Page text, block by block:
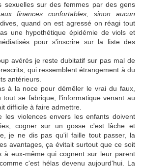
sexuelles sur des femmes par des gens
finances confortables, sinon aucun
quand on est agressé on réagi tout
une hypothétique épidémie de viols et
pour s'inscrire sur la liste des
avérés je reste dubitatif sur pas mal de
qui ressemblent étrangement à du
antérieurs.
à la noce pour démêler le vrai du faux,
tout se fabrique, l'informatique venant au
difficile à faire admettre.
les violences envers les enfants doivent
cogner sur un gosse c'est lâche et
je ne dis pas qu'il faille tout passer, la
avantages, ça évitait surtout que ce soit
à eux-même qui cognent sur leur parent
c'est hélas devenu aujourd'hui. La